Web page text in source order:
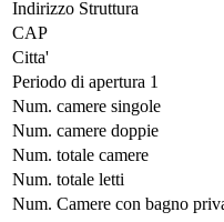
Indirizzo Struttura
CAP
Citta'
Periodo di apertura 1
Num. camere singole
Num. camere doppie
Num. totale camere
Num. totale letti
Num. Camere con bagno